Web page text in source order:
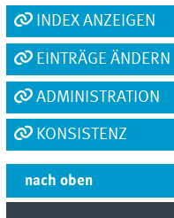
INDEX ANZEIGEN
EINTRÄGE ÄNDERN
ADMINISTRATION
KONSISTENZ
nach oben